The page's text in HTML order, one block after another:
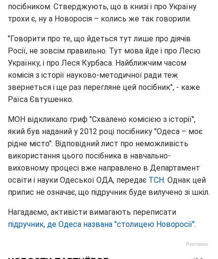
посібником. Стверджують, що в книзі і про Україну
трохи є, ну а Новоросія – колись же так говорили.
"Говорити про те, що йдеться тут лише про діячів
Росії, не зовсім правильно. Тут мова йде і про Лесю
Українку, і про Леся Курбаса. Найближчим часом
комісія з історії науково-методичної ради теж
звернеться і ще раз перегляне цей посібник", - каже
Раїса Євтушенко.
МОН відкликало гриф "Схвалено комісією з історії",
який був наданий у 2012 році посібнику "Одеса – моє
рідне місто". Відповідний лист про неможливість
використання цього посібника в навчально-
виховному процесі вже направлено в Департамент
освіти і науки Одеської ОДА, передає ТСН. Однак цей
припис не означає, що підручник буде вилучено зі шкіл.
Нагадаємо, активісти вимагають переписати
підручник, де Одеса названа "столицею Новоросії".